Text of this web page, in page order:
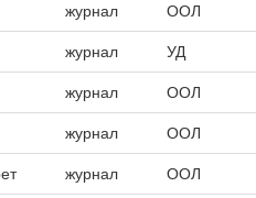
журнал ООЛ
журнал УД
журнал ООЛ
журнал ООЛ
журнал ООЛ